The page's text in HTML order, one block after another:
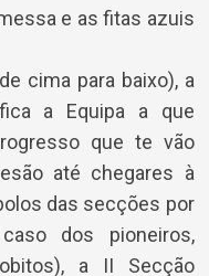
e as fitas azuis
cima para baixo), a
a Equipa a que
que te vão
até chegares à
das secções por
dos pioneiros,
a II Secção